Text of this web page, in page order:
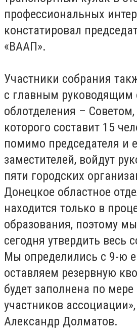
профессиональных
констатировал
«ВААП».
Участники собрания
с главным руководящим
облотделения –
которого составит 15
помимо председателя и
заместителей, войдут
пяти городских
Донецкое областное
находится только в
образования, поэтому
сегодня утвердить весь
Мы определились с 9-ю
оставляем резервную
будет заполнена по
участников
Александр Долматов.